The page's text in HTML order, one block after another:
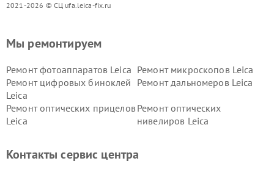
2021-2026 © СЦ ufa.leica-fix.ru
Мы ремонтируем
Ремонт фотоаппаратов Leica Ремонт микроскопов Leica
Ремонт цифровых биноклей
Leica
Ремонт дальномеров Leica
Ремонт оптических прицелов
Leica
Ремонт оптических
нивелиров Leica
Контакты сервис центра